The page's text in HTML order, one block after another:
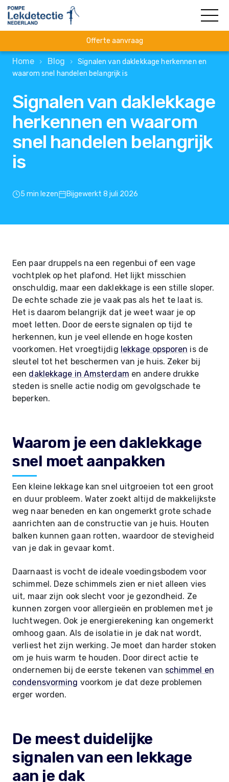
Offerte aanvraag
Home › Blog › Signalen van daklekkage herkennen en
waarom snel handelen belangrijk is
Signalen van daklekkage
herkennen en waarom
snel handelen belangrijk
is
5 min lezen Bijgewerkt 8 juli 2026
Een paar druppels na een regenbui of een vage
vochtplek op het plafond. Het lijkt misschien
onschuldig, maar een daklekkage is een stille sloper.
De echte schade zie je vaak pas als het te laat is.
Het is daarom belangrijk dat je weet waar je op
moet letten. Door de eerste signalen op tijd te
herkennen, kun je veel ellende en hoge kosten
voorkomen. Het vroegtijdig lekkage opsporen is de
sleutel tot het beschermen van je huis. Zeker bij
een daklekkage in Amsterdam en andere drukke
steden is snelle actie nodig om gevolgschade te
beperken.
Waarom je een daklekkage
snel moet aanpakken
Een kleine lekkage kan snel uitgroeien tot een groot
en duur probleem. Water zoekt altijd de makkelijkste
weg naar beneden en kan ongemerkt grote schade
aanrichten aan de constructie van je huis. Houten
balken kunnen gaan rotten, waardoor de stevigheid
van je dak in gevaar komt.
Daarnaast is vocht de ideale voedingsbodem voor
schimmel. Deze schimmels zien er niet alleen vies
uit, maar zijn ook slecht voor je gezondheid. Ze
kunnen zorgen voor allergieën en problemen met je
luchtwegen. Ook je energierekening kan ongemerkt
omhoog gaan. Als de isolatie in je dak nat wordt,
verliest het zijn werking. Je moet dan harder stoken
om je huis warm te houden. Door direct actie te
ondernemen bij de eerste tekenen van schimmel en
condensvorming voorkom je dat deze problemen
erger worden.
De meest duidelijke
signalen van een lekkage
aan je dak